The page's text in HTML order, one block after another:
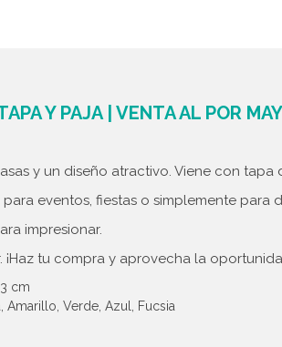
Y PAJA | VENTA AL POR
y un diseño atractivo. Viene con
eventos, fiestas o simplemente para
impresionar.
tu compra y aprovecha la
cm
Amarillo, Verde, Azul, Fucsia